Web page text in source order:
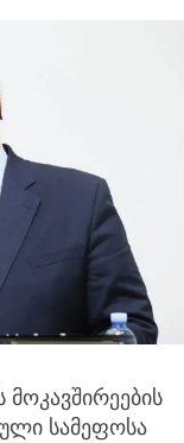
მოკავშირეების
სამეფოსა